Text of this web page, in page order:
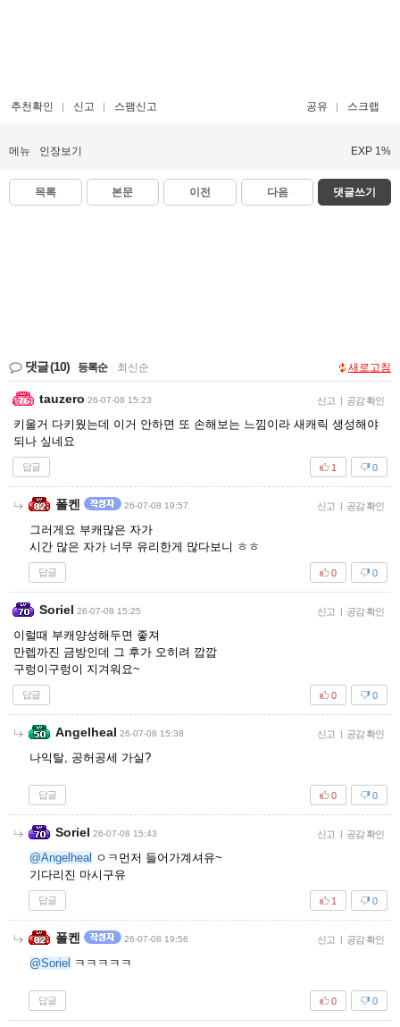
추천확인 신고 스팸신고 공유 스크랩
메뉴 인장보기 EXP 1%
목록 본문 이전 다음 댓글쓰기
댓글(10) 등록순 최신순 새로고침
tauzero 26-07-08 15:23 신고 | 공감 확인
키울거 다키웠는데 이거 안하면 또 손해보는 느낌이라 새캐릭 생성해야
되나 싶네요
답글 0
1
폴켄 26-07-08 19:57 신고 | 공감 확인
그러게요 부캐많은 자가
시간 많은 자가 너무 유리한게 많다보니 ㅎㅎ
답글 0
0
Soriel 26-07-08 15:25 신고 | 공감 확인
이럴때 부캐양성해두면 좋져
만렙까진 금방인데 그 후가 오히려 깝깝
구렁이구렁이 지겨워요~
답글 0
0
Angelheal 26-07-08 15:38 신고 | 공감 확인
나익탈, 공허공세 가실?
답글 0
0
Soriel 26-07-08 15:43 신고 | 공감 확인
@Angelheal ㅇㅋ먼저 들어가계셔유~
기다리진 마시구유
답글 0
1
폴켄 26-07-08 19:56 신고 | 공감 확인
@Soriel ㅋㅋㅋㅋㅋ
답글 0
0